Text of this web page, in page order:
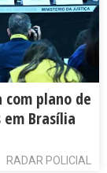
plano de
Brasília
RADAR POLICIAL